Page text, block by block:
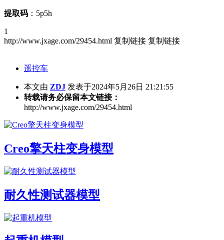
提取码 ：5p5h
1
http://www.jxage.com/29454.html 复制链接 复制链接
遥控车
本文由 ZDJ 发表于2024年5月26日 21:21:55
转载请务必保留本文链接：
http://www.jxage.com/29454.html
Creo擎天柱变身模型
耐久性测试器模型